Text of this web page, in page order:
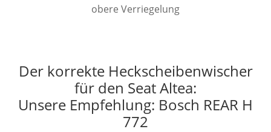
obere Verriegelung
Der korrekte Heckscheibenwischer
für den Seat Altea:
Unsere Empfehlung: Bosch REAR H
772